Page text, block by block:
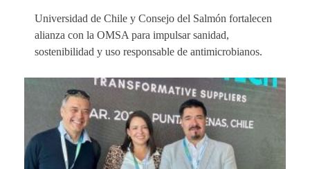
Universidad de Chile y Consejo del Salmón fortalecen
alianza con la OMSA para impulsar sanidad,
sostenibilidad y uso responsable de antimicrobianos.